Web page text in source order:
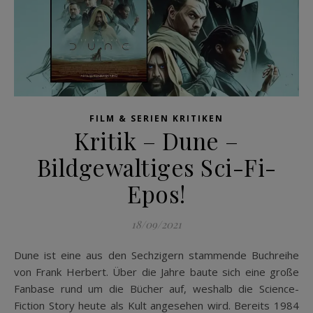
FILM & SERIEN KRITIKEN
Kritik – Dune –
Bildgewaltiges Sci-Fi-
Epos!
18/09/2021
Dune ist eine aus den Sechzigern stammende Buchreihe
von Frank Herbert. Über die Jahre baute sich eine große
Fanbase rund um die Bücher auf, weshalb die Science-
Fiction Story heute als Kult angesehen wird. Bereits 1984